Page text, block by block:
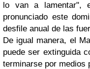
lo van a lamentar",
pronunciado este
desfile anual de las
De igual manera, el
puede ser extinguida
terminarse por medios